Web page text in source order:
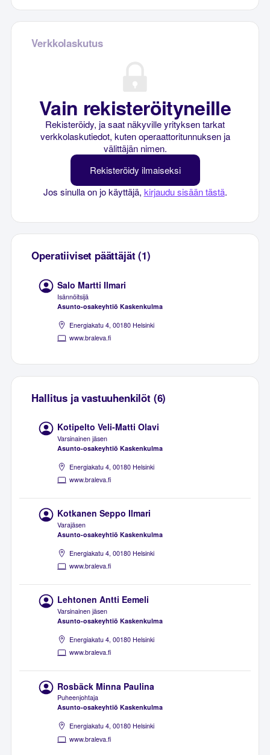
Verkkolaskutus
Vain rekisteröityneille
Rekisteröidy, ja saat näkyville yrityksen tarkat
verkkolaskutiedot, kuten operaattoritunnuksen ja
välittäjän nimen.
Rekisteröidy ilmaiseksi
Jos sinulla on jo käyttäjä, kirjaudu sisään tästä.
Operatiiviset päättäjät (1)
Salo Martti Ilmari
Isännöitsijä
Asunto-osakeyhtiö Kaskenkulma
Energiakatu 4, 00180 Helsinki
www.braleva.fi
Hallitus ja vastuuhenkilöt (6)
Kotipelto Veli-Matti Olavi
Varsinainen jäsen
Asunto-osakeyhtiö Kaskenkulma
Energiakatu 4, 00180 Helsinki
www.braleva.fi
Kotkanen Seppo Ilmari
Varajäsen
Asunto-osakeyhtiö Kaskenkulma
Energiakatu 4, 00180 Helsinki
www.braleva.fi
Lehtonen Antti Eemeli
Varsinainen jäsen
Asunto-osakeyhtiö Kaskenkulma
Energiakatu 4, 00180 Helsinki
www.braleva.fi
Rosbäck Minna Paulina
Puheenjohtaja
Asunto-osakeyhtiö Kaskenkulma
Energiakatu 4, 00180 Helsinki
www.braleva.fi